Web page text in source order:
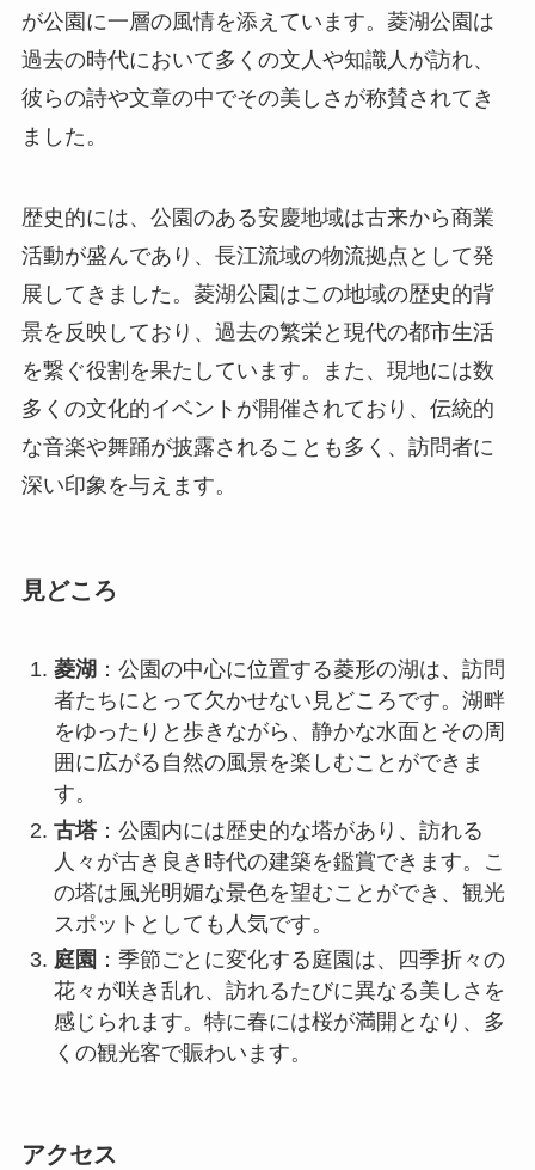
が公園に一層の風情を添えています。菱湖公園は
過去の時代において多くの文人や知識人が訪れ、
彼らの詩や文章の中でその美しさが称賛されてき
ました。
歴史的には、公園のある安慶地域は古来から商業
活動が盛んであり、長江流域の物流拠点として発
展してきました。菱湖公園はこの地域の歴史的背
景を反映しており、過去の繁栄と現代の都市生活
を繋ぐ役割を果たしています。また、現地には数
多くの文化的イベントが開催されており、伝統的
な音楽や舞踊が披露されることも多く、訪問者に
深い印象を与えます。
見どころ
菱湖 ：公園の中心に位置する菱形の湖は、訪問
者たちにとって欠かせない見どころです。湖畔
をゆったりと歩きながら、静かな水面とその周
囲に広がる自然の風景を楽しむことができま
す。
古塔：公園内には歴史的な塔があり、訪れる
人々が古き良き時代の建築を鑑賞できます。こ
の塔は風光明媚な景色を望むことができ、観光
スポットとしても人気です。
庭園 ：季節ごとに変化する庭園は、四季折々の
花々が咲き乱れ、訪れるたびに異なる美しさを
感じられます。特に春には桜が満開となり、多
くの観光客で賑わいます。
アクセス